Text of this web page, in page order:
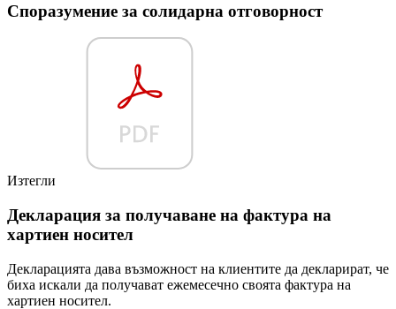
Споразумение за солидарна отговорност
Изтегли
Декларация за получаване на фактура на
хартиен носител
Декларацията дава възможност на клиентите да декларират, че
биха искали да получават ежемесечно своята фактура на
хартиен носител.